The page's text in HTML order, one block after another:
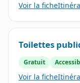
Voir la fiche
Toilettes
Gratuit
Voir la fiche